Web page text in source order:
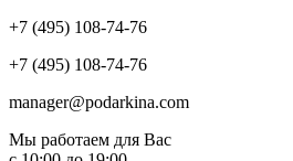
+7 (495) 108-74-76
+7 (495) 108-74-76
manager@podarkina.com
Мы работаем для Вас